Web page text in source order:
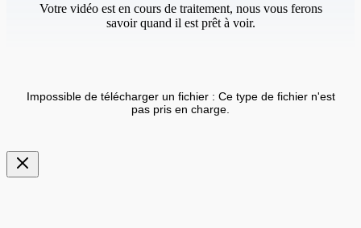
Votre vidéo est en cours de traitement, nous vous ferons
savoir quand il est prêt à voir.
Impossible de télécharger un fichier : Ce type de fichier n'est
pas pris en charge.